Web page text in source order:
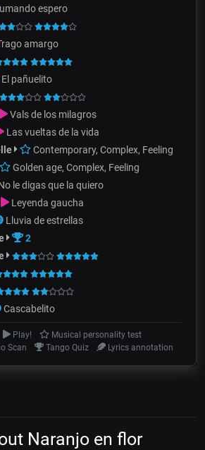
espero
amargo
El pañuelito
Vals de los milagros
Las vueltas de la vida
Contemporary, Complex, Feeling
Golden age, Complex, Feeling
le digas que la quiero
Leyenda gaucha
Lluvia de estrellas
2
Cascabelito
Play!
Musical personality test
Scan Tango Quiz Lyrics annotation
Naranjo en flor